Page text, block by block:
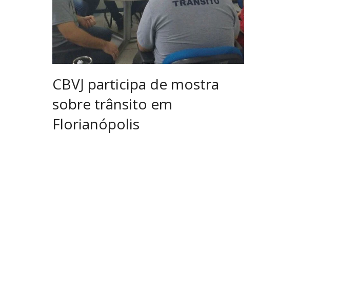
CBVJ participa de mostra
sobre trânsito em
Florianópolis